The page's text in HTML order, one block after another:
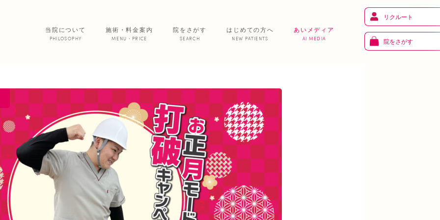
当院について
PHILOSOPHY
施術・料金案内
MENU・PRICE
院をさがす
SEARCH
はじめての方へ
NEW PATIENTS
あいメディア
AI MEDIA
あいの患者さま
美 容
お知らせ
リクルート
院をさがす